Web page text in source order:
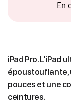
En
iPad Pro. L'iPad
époustouflante,
pouces et une
ceintures.